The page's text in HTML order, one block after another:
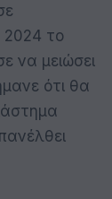
2024 το
να μειώσει
ότι θα